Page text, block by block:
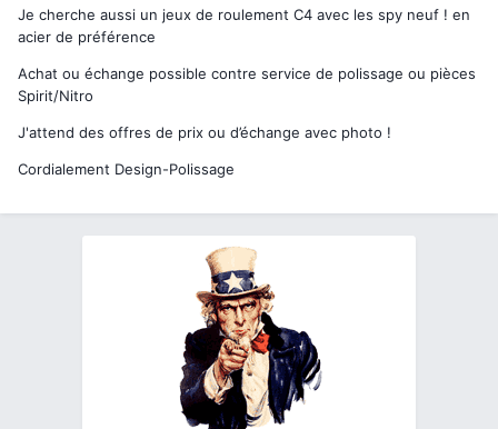
Je cherche aussi un jeux de roulement C4 avec les spy neuf ! en
acier de préférence
Achat ou échange possible contre service de polissage ou pièces
Spirit/Nitro
J'attend des offres de prix ou d’échange avec photo !
Cordialement Design-Polissage